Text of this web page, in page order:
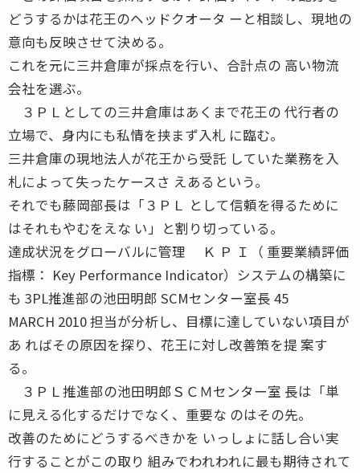
どうするかは花王のヘッドクオータ ーと相談し、現地の
意向も反映させて決める。
これを元に三井倉庫が採点を行い、合計点の 高い物流
会社を選ぶ。
３ＰＬとしての三井倉庫はあくまで花王の 代行者の
立場で、身内にも私情を挟まず入札 に臨む。
三井倉庫の現地法人が花王から受託 していた業務を入
札によって失ったケースさ えあるという。
それでも藤岡部長は「３ＰＬ として信頼を得るために
はそれもやむをえな い」と割り切っている。
達成状況をグローバルに管理 Ｋ Ｐ Ｉ（ 重要業績評価
指標： Key Performance Indicator）システムの構築に
も 3PL推進部の池田明郎 SCMセンター室長 45
MARCH 2010 担当が分析し、目標に達していない項目が
あ ればその原因を探り、花王に対し改善策を提 案す
る。
３ＰＬ推進部の池田明郎ＳＣＭセンター室 長は「単
に見える化するだけでなく、重要な のはその先。
改善のためにどうするべきかを いっしょに話し合い実
行することがこの取り 組みでわれわれに最も期待されて